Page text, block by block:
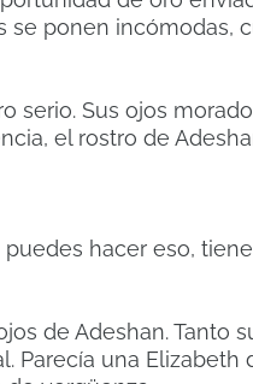
se ponen
serio. Sus ojos
el rostro de
puedes hacer eso,
de Adeshan. Tanto
Parecía una